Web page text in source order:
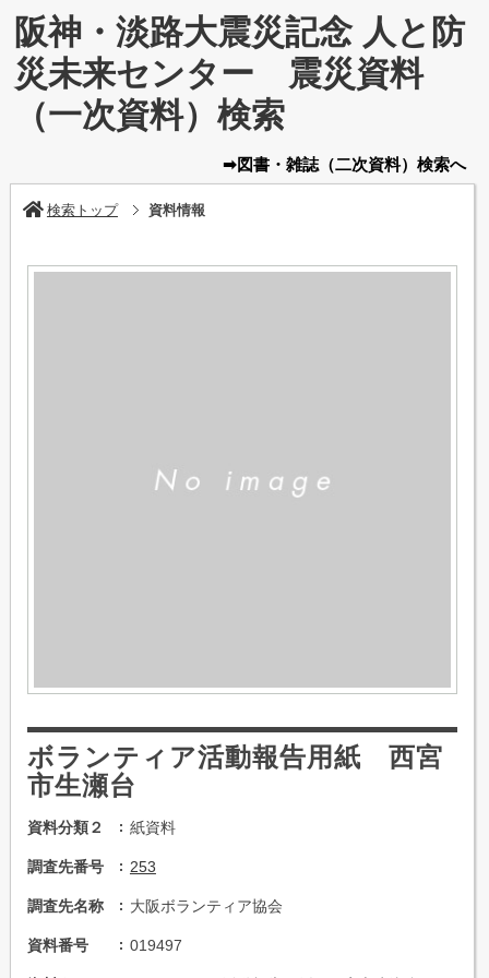
阪神・淡路大震災記念 人と防
災未来センター 震災資料
（一次資料）検索
➡図書・雑誌（二次資料） 検索へ
検索トップ 資料情報
ボランティア活動報告用紙 西宮
市生瀬台
資料分類２ 紙資料
調査先番号 253
調査先名称 大阪ボランティア協会
資料番号 019497